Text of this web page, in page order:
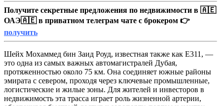
Получите секретные предложения по недвижимости в 🇦🇪
ОАЭ🇦🇪 в приватном телеграм чате с брокером 👉
получить
Шейх Мохаммед бин Заид Роуд, известная также как E311, —
это одна из самых важных автомагистралей Дубая,
протяженностью около 75 км. Она соединяет южные районы
эмирата с севером, проходя через ключевые промышленные,
логистические и жилые зоны. Для жителей и инвесторов в
недвижимость эта трасса играет роль жизненной артерии,